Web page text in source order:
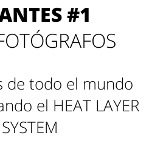
#1
de todo el mundo
el HEAT LAYER
SYSTEM